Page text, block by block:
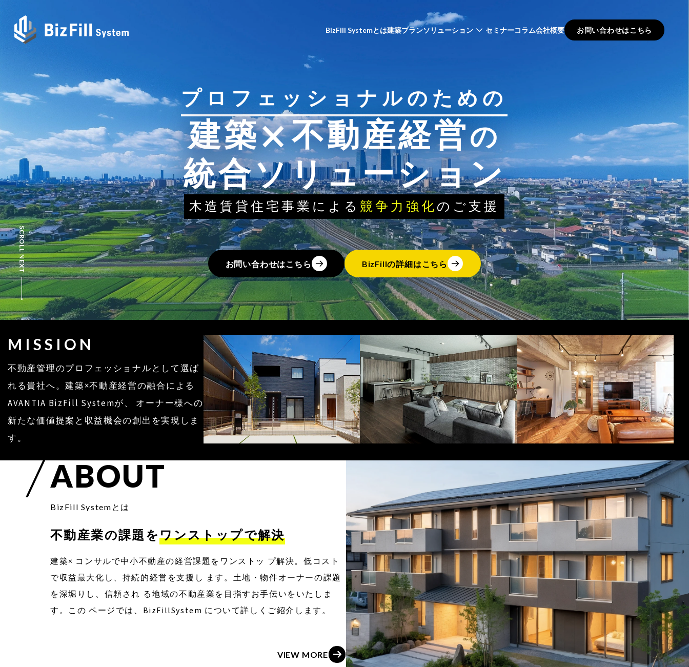
BizFill Systemとは建築プランソリューション セミナーコラム会社概要 お問い合わせはこちら
プロフェッショナルのための
建築×不動産経営の
統合ソリューション
木造賃貸住宅事業による 競争力強化のご支援
お問い合わせはこちら BizFillの詳細はこちら
MISSION
不動産管理のプロフェッショナルとして選ば
れる貴社へ。建築×不動産経営の融合による
AVANTIA BizFill Systemが、 オーナー様への
新たな価値提案と収益機会の創出を実現しま
す。
ABOUT
B izFill System とは
不動産業の課題をワンストップで解決
建築× コンサルで中小不動産の経営課題をワンストッ プ解決。低コスト
で収益最大化し、持続的経営を支援し ます。土地・物件オーナーの課題
を深堀りし、信頼され る地域の不動産業を目指すお手伝いをいたしま
す。この ページでは、BizFillSystem について詳しくご紹介します。
VIEW MORE